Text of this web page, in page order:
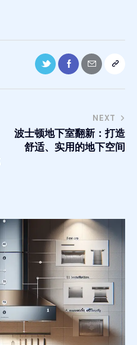
NEXT
波士顿地下室翻新：打造
舒适、实用的地下空间